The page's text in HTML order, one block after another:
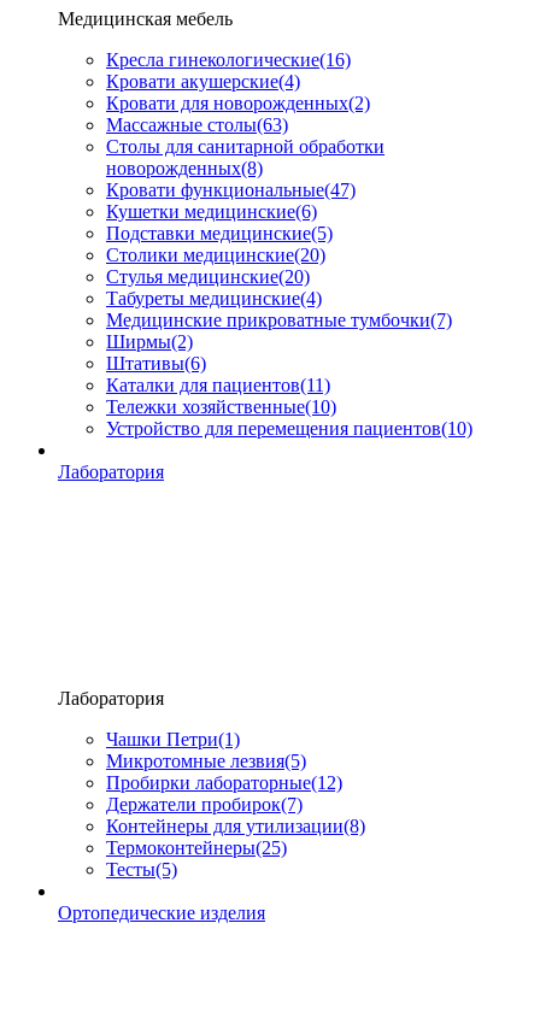
Медицинская мебель
Кресла гинекологические(16)
Кровати акушерские(4)
Кровати для новорожденных(2)
Массажные столы(63)
Столы для санитарной обработки
новорожденных(8)
Кровати функциональные(47)
Кушетки медицинские(6)
Подставки медицинские(5)
Столики медицинские(20)
Стулья медицинские(20)
Табуреты медицинские(4)
Медицинские прикроватные тумбочки(7)
Ширмы(2)
Штативы(6)
Каталки для пациентов(11)
Тележки хозяйственные(10)
Устройство для перемещения пациентов(10)
Лаборатория
Лаборатория
Чашки Петри(1)
Микротомные лезвия(5)
Пробирки лабораторные(12)
Держатели пробирок(7)
Контейнеры для утилизации(8)
Термоконтейнеры(25)
Тесты(5)
Ортопедические изделия